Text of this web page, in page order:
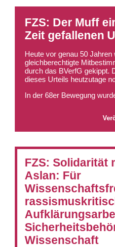
FZS: Der Muff
Zeit gefallenen
Heute vor genau 50 Jahren
gleichberechtigte
durch das BVerfG gekippt.
dieses Urteils heutzutage
In der 68er Bewegung
FZS: Solidarität
Aslan: Für
Wissenschaft